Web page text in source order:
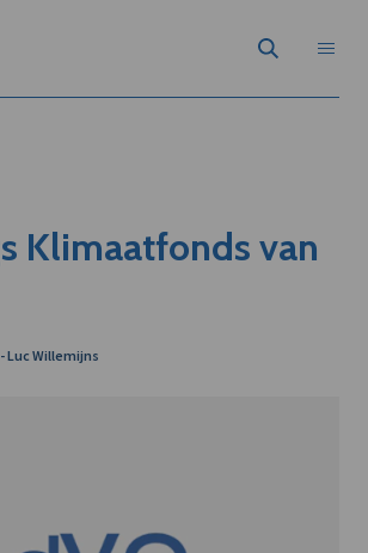
Klimaatfonds van
- Luc Willemijns